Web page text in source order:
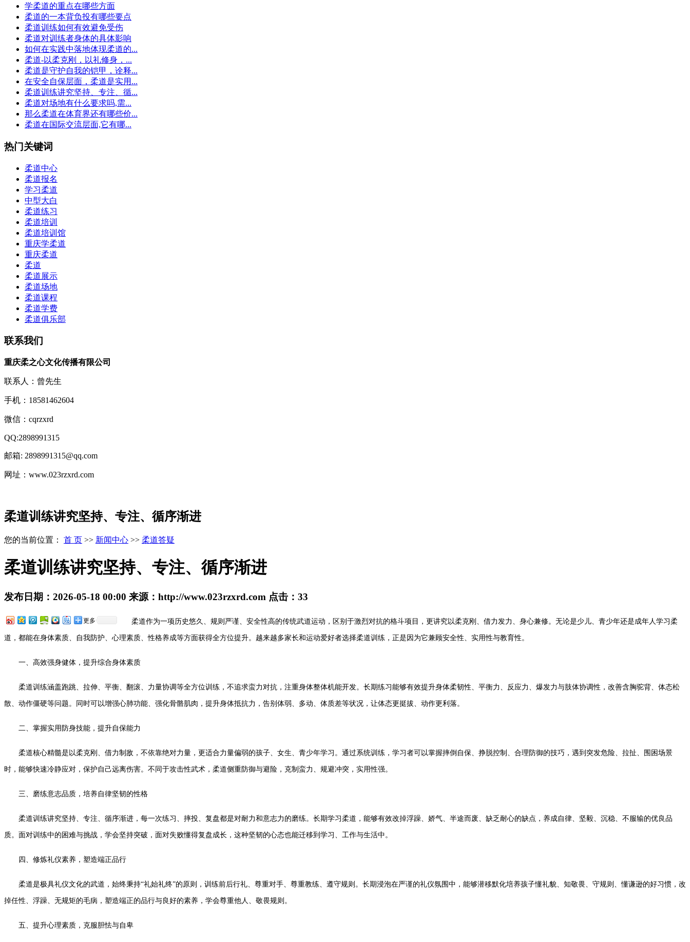
学柔道的重点在哪些方面
柔道的一本背负投有哪些要点
柔道训练如何有效避免受伤
柔道对训练者身体的具体影响
如何在实践中落地体现柔道的...
柔道-以柔克刚，以礼修身，...
柔道是守护自我的铠甲，诠释...
在安全自保层面，柔道是实用...
柔道训练讲究坚持、专注、循...
柔道对场地有什么要求吗,需...
那么柔道在体育界还有哪些价...
柔道在国际交流层面,它有哪...
热门关键词
柔道中心
柔道报名
学习柔道
中型大白
柔道练习
柔道培训
柔道培训馆
重庆学柔道
重庆柔道
柔道
柔道展示
柔道场地
柔道课程
柔道学费
柔道俱乐部
联系我们
重庆柔之心文化传播有限公司
联系人：曾先生
手机：18581462604
微信：cqrzxrd
QQ:2898991315
邮箱: 2898991315@qq.com
网址：www.023rzxrd.com
柔道训练讲究坚持、专注、循序渐进
您的当前位置： 首 页 >> 新闻中心 >> 柔道答疑
柔道训练讲究坚持、专注、循序渐进
发布日期： 2026-05-18 00:00 来源： http://www.023rzxrd.com 点击： 33
更多 柔道作为一项历史悠久、规则严谨、安全性高的传统武道运动，区别于激烈对抗的格斗项目，更讲究以柔克刚、借力发力、身心兼修。无论是少儿、青少年还是成年人学习柔
道，都能在身体素质、自我防护、心理素质、性格养成等方面获得全方位提升。越来越多家长和运动爱好者选择柔道训练，正是因为它兼顾安全性、实用性与教育性。
一、高效强身健体，提升综合身体素质
柔道训练涵盖跑跳、拉伸、平衡、翻滚、力量协调等全方位训练，不追求蛮力对抗，注重身体整体机能开发。长期练习能够有效提升身体柔韧性、平衡力、反应力、爆发力与肢体协调性，改善含胸驼背、体态松
散、动作僵硬等问题。同时可以增强心肺功能、强化骨骼肌肉，提升身体抵抗力，告别体弱、多动、体质差等状况，让体态更挺拔、动作更利落。
二、掌握实用防身技能，提升自保能力
柔道核心精髓是以柔克刚、借力制敌，不依靠绝对力量，更适合力量偏弱的孩子、女生、青少年学习。通过系统训练，学习者可以掌握摔倒自保、挣脱控制、合理防御的技巧，遇到突发危险、拉扯、围困场景
时，能够快速冷静应对，保护自己远离伤害。不同于攻击性武术，柔道侧重防御与避险，克制蛮力、规避冲突，实用性强。
三、磨练意志品质，培养自律坚韧的性格
柔道训练讲究坚持、专注、循序渐进，每一次练习、摔投、复盘都是对耐力和意志力的磨练。长期学习柔道，能够有效改掉浮躁、娇气、半途而废、缺乏耐心的缺点，养成自律、坚毅、沉稳、不服输的优良品
质。面对训练中的困难与挑战，学会坚持突破，面对失败懂得复盘成长，这种坚韧的心态也能迁移到学习、工作与生活中。
四、修炼礼仪素养，塑造端正品行
柔道是极具礼仪文化的武道，始终秉持“礼始礼终”的原则，训练前后行礼、尊重对手、尊重教练、遵守规则。长期浸泡在严谨的礼仪氛围中，能够潜移默化培养孩子懂礼貌、知敬畏、守规则、懂谦逊的好习惯，改
掉任性、浮躁、无规矩的毛病，塑造端正的品行与良好的素养，学会尊重他人、敬畏规则。
五、提升心理素质，克服胆怯与自卑